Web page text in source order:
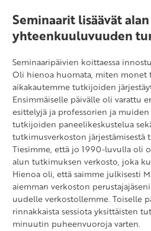
Seminaarit lisäävät
yhteenkuuluvuuden
Seminaaripäivien koittaessa
Oli hienoa huomata, miten
aikakautemme tutkijoiden
Ensimmäiselle päivälle oli varattu
esittelyjä ja professorien ja
tutkijoiden paneelikeskustelua
tutkimusverkoston järjestämisestä
Tiesimme, että jo 1990-luvulla oli
alun tutkimuksen verkosto, joka
Hienoa oli, että saimme julkisesti
aiemman verkoston
uudelle verkostollemme. Toiselle
rinnakkaista sessiota yksittäisten
minuutin puheenvuoroja varten.